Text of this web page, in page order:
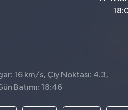
16 km/s, Çiy Noktası: 4.3,
Batımı: 18:46